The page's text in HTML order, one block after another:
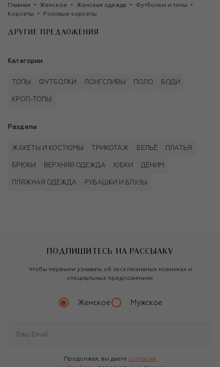
Главная Женское Женская одежда
Футболки и топы
Корсеты
Розовые корсеты
ДРУГИЕ ПРЕДЛОЖЕНИЯ
Категории
ТОПЫ ФУТБОЛКИ ЛОНГСЛИВЫ ПОЛО БОДИ
КРОП-ТОПЫ
Разделы
ЖАКЕТЫ И КОСТЮМЫ ТРИКОТАЖ БЕЛЬЁ ПЛАТЬЯ
БРЮКИ ВЕРХНЯЯ ОДЕЖДА ЮБКИ ДЕНИМ
ПЛЯЖНАЯ ОДЕЖДА РУБАШКИ И БЛУЗЫ
ПОДПИШИТЕСЬ НА РАССЫЛКУ
Чтобы первыми узнавать об эксклюзивных новинках и
специальных предложениях
Женское Мужское
Продолжая, вы даете согласие